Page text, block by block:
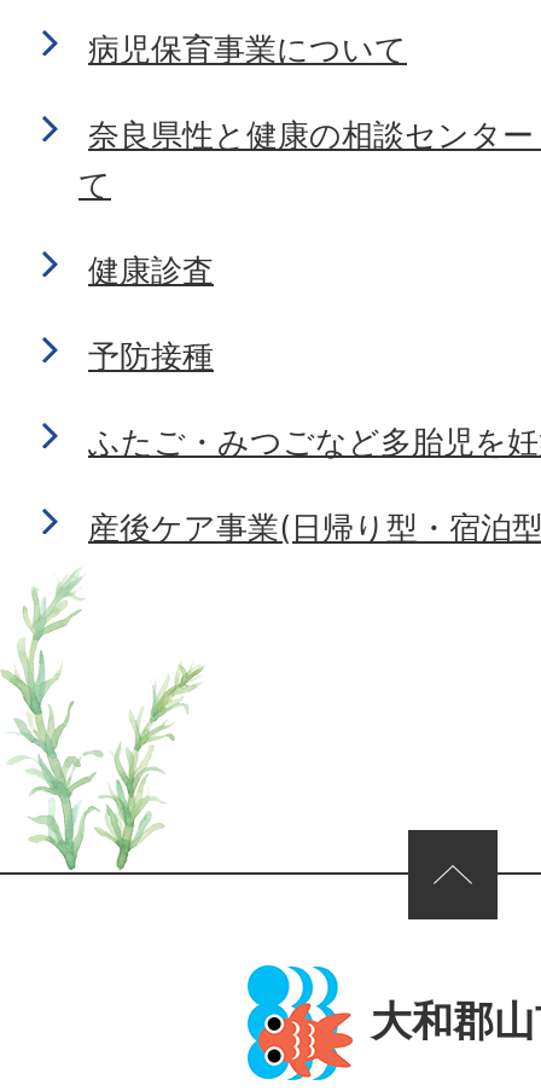
病児保育事業について
奈良県性と健康の相談センタ
て
健康診査
予防接種
ふたご・みつごなど多胎児を
産後ケア事業(日帰り型・宿泊
ページの先頭へ
大和郡